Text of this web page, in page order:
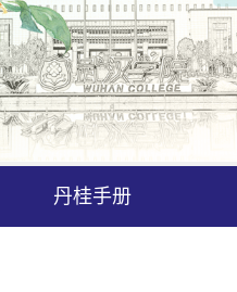
丹桂手册